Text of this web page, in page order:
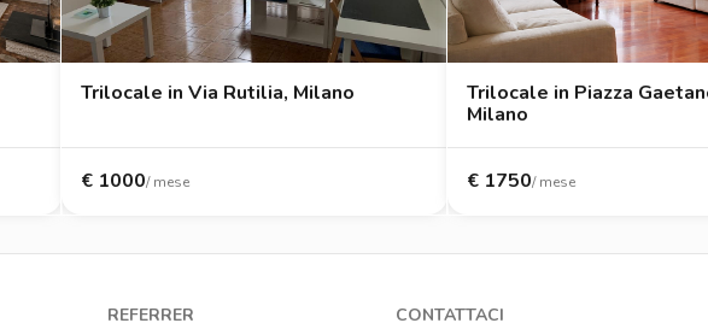
Trilocale in Via Rutilia, Milano
€ 1000/ mese
Trilocale in Piazza
Milano
€ 1750/ mese
REFERRER CONTATTACI